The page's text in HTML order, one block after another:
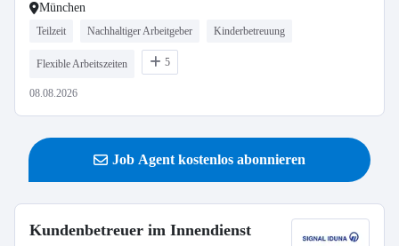
München
Teilzeit Nachhaltiger Arbeitgeber Kinderbetreuung
Flexible Arbeitszeiten 5
08.08.2026
Job Agent kostenlos abonnieren
Kundenbetreuer im Innendienst